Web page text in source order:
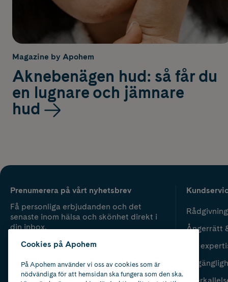
Magazine by Apohem
Aknebenägen hud: så får du
en lugnare och jämnare
hud
Prenumerera på vårt nyhetsbrev
Få personliga erbjudanden och det
senaste inom hälsa och skönhet direkt i
din inbox.
Ångerrätt
Vår
Cookies på Apohem
På Apohem använder vi oss av cookies som är
nödvändiga för att hemsidan ska fungera som den ska.